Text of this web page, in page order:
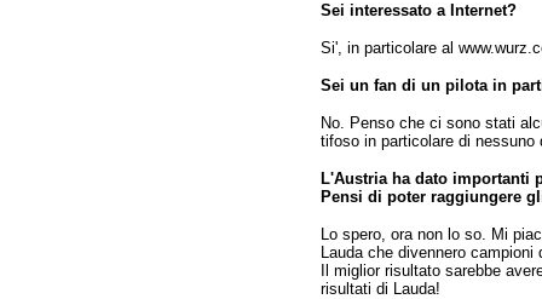
Sei interessato a Internet?
Si', in particolare al
Sei un fan di un pilota in
No. Penso che ci sono stati
tifoso in particolare di nessuno
L'Austria ha dato importanti
Pensi di poter raggiungere
Lo spero, ora non lo so. Mi
Lauda che divennero
Il miglior risultato sarebbe
risultati di Lauda!